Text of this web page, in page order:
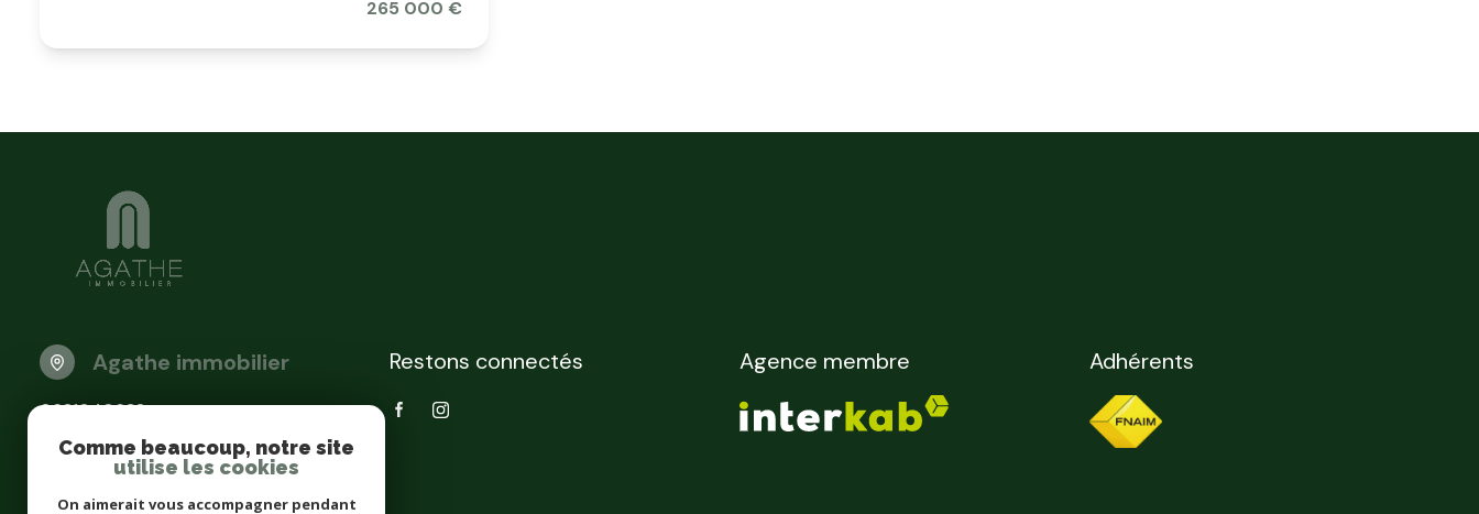
265 000 €
Agathe immobilier
0621040632
contact@agatheimmobilier.com
22 rue Hédouard Hériot
Restons connectés Agence membre Adhérents
Comme beaucoup, notre site
utilise les cookies
On aimerait vous accompagner pendant